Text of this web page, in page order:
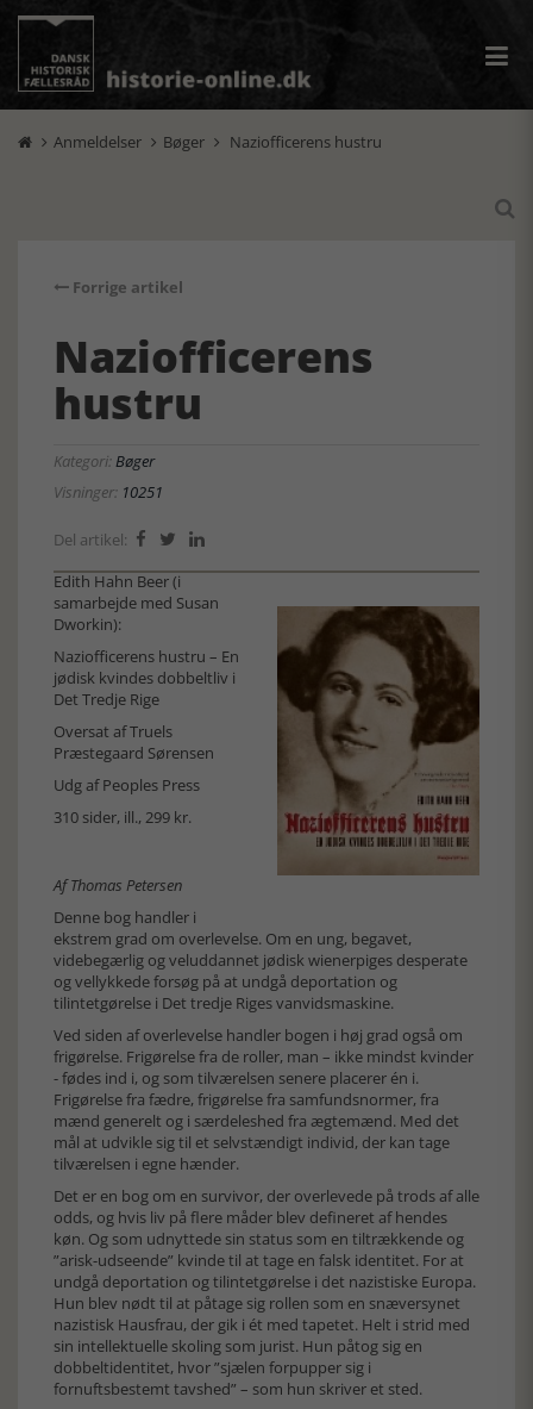
 Anmeldelser  Bøger  Naziofficerens hustru

Forrige artikel
Naziofficerens
hustru
Kategori:Bøger
Visninger: 10251
Del artikel:   
Edith Hahn Beer (i
samarbejde med Susan
Dworkin):
Naziofficerens hustru – En
jødisk kvindes dobbeltliv i
Det Tredje Rige
Oversat af Truels
Præstegaard Sørensen
Udg af Peoples Press
310 sider, ill., 299 kr.
Af Thomas Petersen
Denne bog handler i
ekstrem grad om overlevelse. Om en ung, begavet,
videbegærlig og veluddannet jødisk wienerpiges desperate
og vellykkede forsøg på at undgå deportation og
tilintetgørelse i Det tredje Riges vanvidsmaskine.
Ved siden af overlevelse handler bogen i høj grad også om
frigørelse. Frigørelse fra de roller, man – ikke mindst kvinder
- fødes ind i, og som tilværelsen senere placerer én i.
Frigørelse fra fædre, frigørelse fra samfundsnormer, fra
mænd generelt og i særdeleshed fra ægtemænd. Med det
mål at udvikle sig til et selvstændigt individ, der kan tage
tilværelsen i egne hænder.
Det er en bog om en survivor, der overlevede på trods af alle
odds, og hvis liv på flere måder blev defineret af hendes
køn. Og som udnyttede sin status som en tiltrækkende og
”arisk-udseende” kvinde til at tage en falsk identitet. For at
undgå deportation og tilintetgørelse i det nazistiske Europa.
Hun blev nødt til at påtage sig rollen som en snæversynet
nazistisk Hausfrau, der gik i ét med tapetet. Helt i strid med
sin intellektuelle skoling som jurist. Hun påtog sig en
dobbeltidentitet, hvor ”sjælen forpupper sig i
fornuftsbestemt tavshed” – som hun skriver et sted.